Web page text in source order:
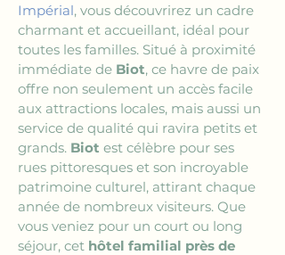
Impérial, vous découvrirez un cadre
charmant et accueillant, idéal pour
toutes les familles. Situé à proximité
immédiate de Biot, ce havre de paix
offre non seulement un accès facile
aux attractions locales, mais aussi un
service de qualité qui ravira petits et
grands. Biot est célèbre pour ses
rues pittoresques et son incroyable
patrimoine culturel, attirant chaque
année de nombreux visiteurs. Que
vous veniez pour un court ou long
séjour, cet hôtel familial près de